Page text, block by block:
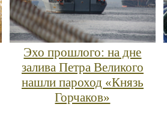
Эхо прошлого: на дне
залива Петра Великого
нашли пароход «Князь
Горчаков»